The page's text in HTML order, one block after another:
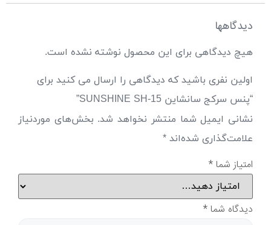
دیدگاهها
هیچ دیدگاهی برای این محصول نوشته نشده است.
اولین نفری باشید که دیدگاهی را ارسال می کنید برای
“پنس سرکج سانشاین SUNSHINE SH-15”
نشانی ایمیل شما منتشر نخواهد شد. بخش‌های موردنیاز
علامت‌گذاری شده‌اند *
امتیاز شما*
دیدگاه شما*